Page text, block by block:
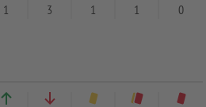
1 3 1 1 0